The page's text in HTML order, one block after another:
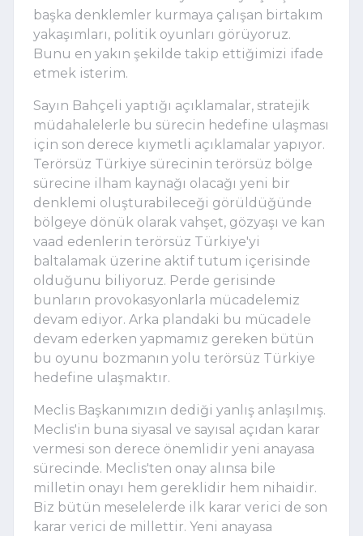
başka denklemler kurmaya çalışan birtakım
yakaşımları, politik oyunları görüyoruz.
Bunu en yakın şekilde takip ettiğimizi ifade
etmek isterim.
Sayın Bahçeli yaptığı açıklamalar, stratejik
müdahalelerle bu sürecin hedefine ulaşması
için son derece kıymetli açıklamalar yapıyor.
Terörsüz Türkiye sürecinin terörsüz bölge
sürecine ilham kaynağı olacağı yeni bir
denklemi oluşturabileceği görüldüğünde
bölgeye dönük olarak vahşet, gözyaşı ve kan
vaad edenlerin terörsüz Türkiye'yi
baltalamak üzerine aktif tutum içerisinde
olduğunu biliyoruz. Perde gerisinde
bunların provokasyonlarla mücadelemiz
devam ediyor. Arka plandaki bu mücadele
devam ederken yapmamız gereken bütün
bu oyunu bozmanın yolu terörsüz Türkiye
hedefine ulaşmaktır.
Meclis Başkanımızın dediği yanlış anlaşılmış.
Meclis'in buna siyasal ve sayısal açıdan karar
vermesi son derece önemlidir yeni anayasa
sürecinde. Meclis'ten onay alınsa bile
milletin onayı hem gereklidir hem nihaidir.
Biz bütün meselelerde ilk karar verici de son
karar verici de millettir. Yeni anayasa